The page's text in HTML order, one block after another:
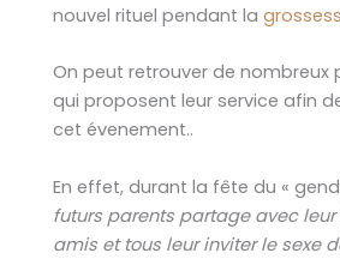
nouvel rituel pendant la
On peut retrouver de nombreux
qui proposent leur service afin
cet évenement..
En effet, durant la fête du «
futurs parents partage avec
amis et tous leur inviter le sexe